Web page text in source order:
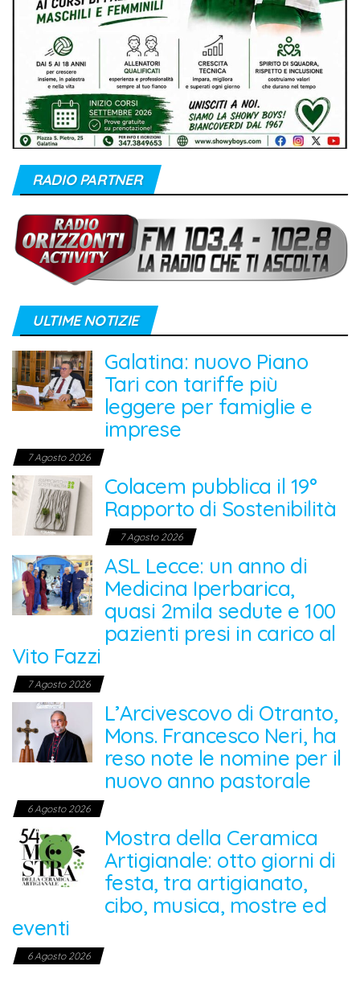
RADIO PARTNER
ULTIME NOTIZIE
Galatina: nuovo Piano
Tari con tariffe più
leggere per famiglie e
imprese
7 Agosto 2026
Colacem pubblica il 19°
Rapporto di Sostenibilità
7 Agosto 2026
ASL Lecce: un anno di
Medicina Iperbarica,
quasi 2mila sedute e 100
pazienti presi in carico al
Vito Fazzi
7 Agosto 2026
L’Arcivescovo di Otranto,
Mons. Francesco Neri, ha
reso note le nomine per il
nuovo anno pastorale
6 Agosto 2026
Mostra della Ceramica
Artigianale: otto giorni di
festa, tra artigianato,
cibo, musica, mostre ed
eventi
6 Agosto 2026